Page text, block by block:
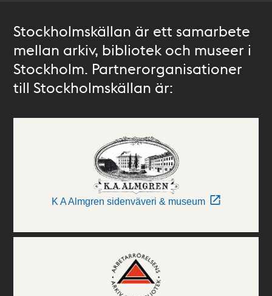
Stockholmskällan är ett samarbete
mellan arkiv, bibliotek och museer i
Stockholm. Partnerorganisationer
till Stockholmskällan är:
K A Almgren sidenväveri & museum